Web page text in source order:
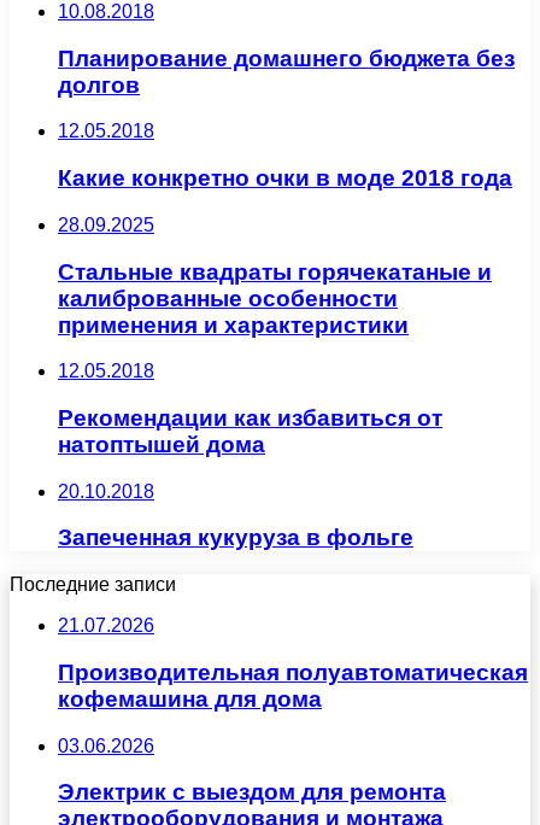
10.08.2018
Планирование домашнего бюджета без
долгов
12.05.2018
Какие конкретно очки в моде 2018 года
28.09.2025
Стальные квадраты горячекатаные и
калиброванные особенности
применения и характеристики
12.05.2018
Рекомендации как избавиться от
натоптышей дома
20.10.2018
Запеченная кукуруза в фольге
Последние записи
21.07.2026
Производительная полуавтоматическая
кофемашина для дома
03.06.2026
Электрик с выездом для ремонта
электрооборудования и монтажа